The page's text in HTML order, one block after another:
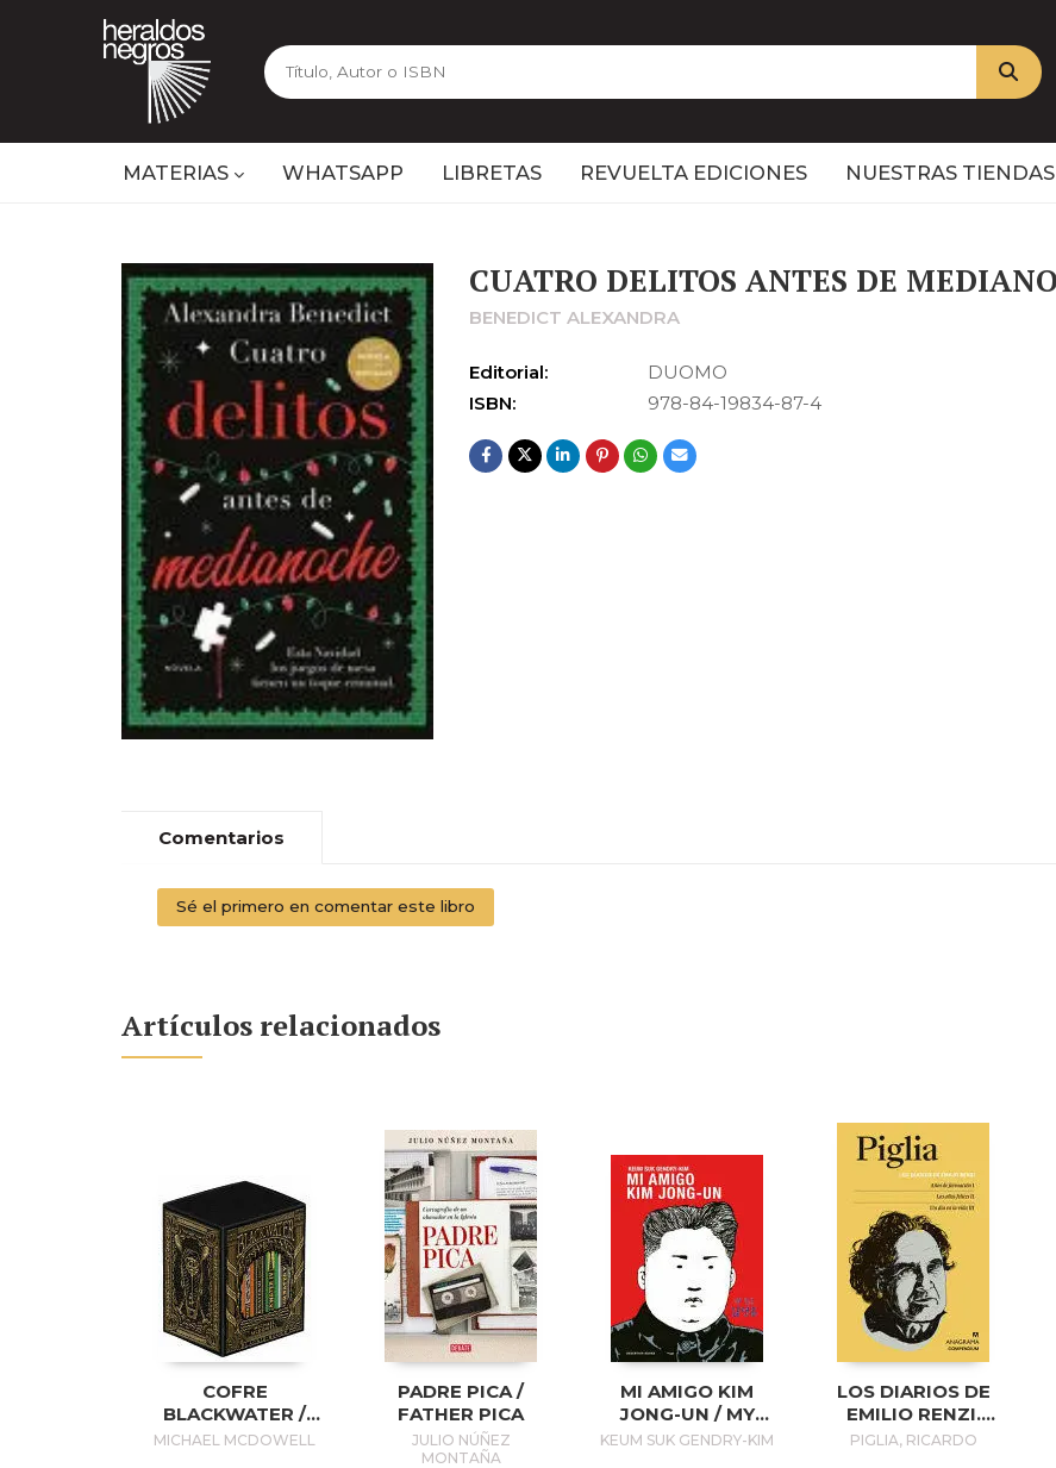
MATERIAS WHATSAPP LIBRETAS REVUELTA EDICIONES NUESTRAS TIENDAS
CUATRO DELITOS ANTES DE
BENEDICT ALEXANDRA
Editorial:
DUOMO
ISBN:
978-84-19834-87-4
Comentarios
Sé el primero en comentar este libro
Artículos relacionados
COFRE
BLACKWATER /
BLACKWATER
MICHAEL MCDOWELL
PADRE PICA /
FATHER PICA
JULIO NÚÑEZ
MONTAÑA
MI AMIGO KIM
JONG-UN / MY
FRIEND KIM JONG-
KEUM SUK GENDRY-KIM
LOS DIARIOS DE
EMILIO RENZI.
AÑOS DE
PIGLIA, RICARDO